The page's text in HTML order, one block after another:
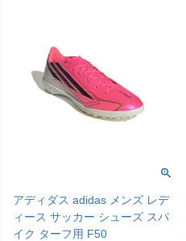
アディダス adidas メンズ レデ
ィース サッカー シューズ スパ
イク ターフ用 F50